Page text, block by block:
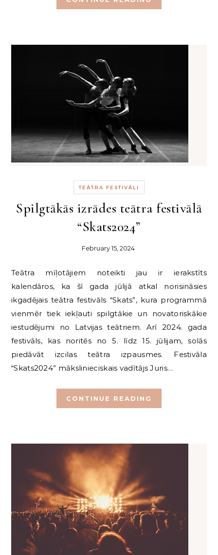
TEĀTRA FESTIVĀLI
Spilgtākās izrādes teātra festivālā
“Skats2024”
February 15, 2024
Teātra mīļotājiem noteikti jau ir ierakstīts
kalendāros, ka šī gada jūlijā atkal norisināsies
ikgadējais teātra festivāls “Skats”, kura programmā
vienmēr tiek iekļauti spilgtākie un novatoriskākie
iestudējumi no Latvijas teātriem. Arī 2024. gada
festivāls, kas noritēs no 5. līdz 15. jūlijam, solās
piedāvāt izcilas teātra izpausmes. Festivāla
“Skats2024” mākslinieciskais vadītājs Juris…
CONTINUE READING